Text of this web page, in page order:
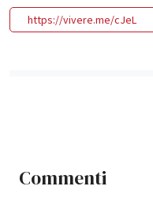
https://vivere.me/cJeL
Commenti